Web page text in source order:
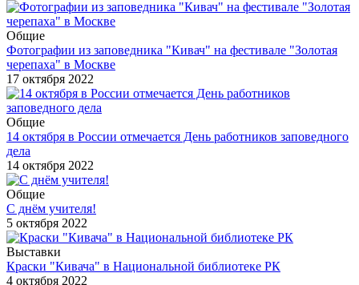
Общие
Фотографии из заповедника "Кивач" на фестивале "Золотая
черепаха" в Москве
17 октября 2022
Общие
14 октября в России отмечается День работников заповедного
дела
14 октября 2022
Общие
С днём учителя!
5 октября 2022
Выставки
Краски "Кивача" в Национальной библиотеке РК
4 октября 2022